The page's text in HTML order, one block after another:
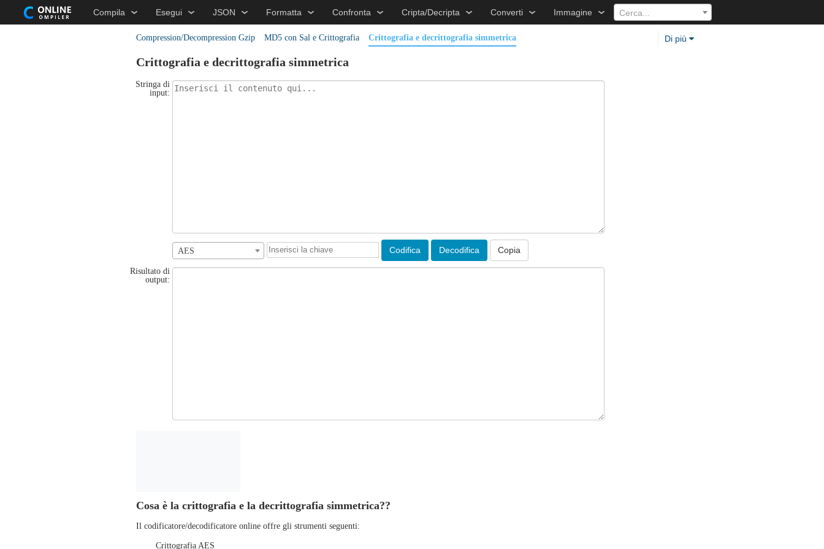
Compila Esegui JSON Formatta Confronta Cripta/Decripta Converti Immagine Cerca...
Compression/Decompression Gzip MD5 con Sal e Crittografia Crittografia e decrittografia simmetrica Di più
Crittografia e decrittografia simmetrica
Stringa di
input:
AES Codifica Decodifica Copia
Risultato di
output:
Cosa è la crittografia e la decrittografia simmetrica??
Il codificatore/decodificatore online offre gli strumenti seguenti:
Crittografia AES